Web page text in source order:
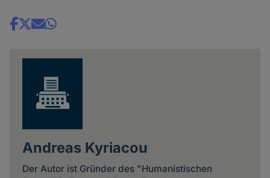
Share
Andreas Kyriacou
Der Autor ist Gründer des "Humanistischen